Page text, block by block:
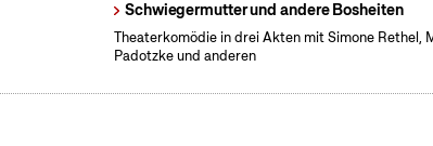
Schwiegermutter und andere Bosheiten
Theaterkomödie in drei Akten mit Simone Rethel,
Padotzke und anderen